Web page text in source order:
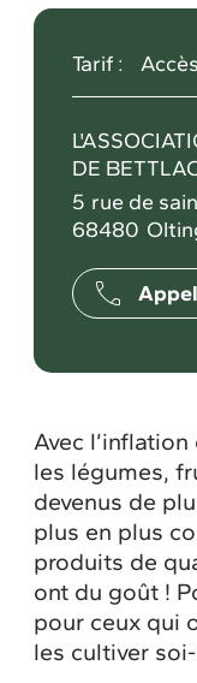
Tarif :
DE
5 rue de
68480
Avec
les légumes,
devenus de
plus en plus
produits de
ont du goût !
pour ceux qui
les cultiver